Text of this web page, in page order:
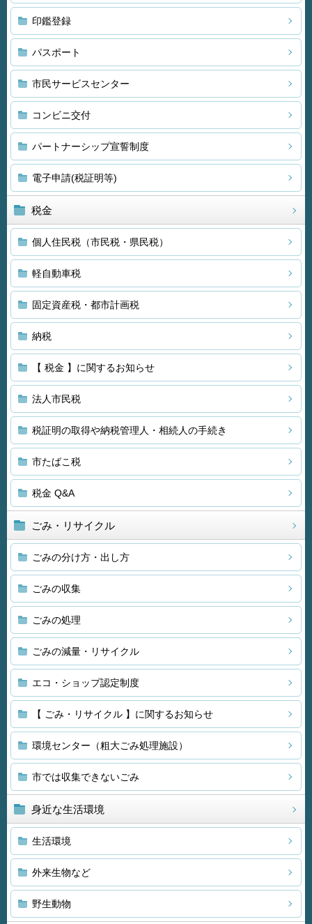
印鑑登録
パスポート
市民サービスセンター
コンビニ交付
パートナーシップ宣誓制度
電子申請(税証明等)
税金
個人住民税（市民税・県民税）
軽自動車税
固定資産税・都市計画税
納税
【 税金 】に関するお知らせ
法人市民税
税証明の取得や納税管理人・相続人の手続き
市たばこ税
税金 Q&A
ごみ・リサイクル
ごみの分け方・出し方
ごみの収集
ごみの処理
ごみの減量・リサイクル
エコ・ショップ認定制度
【 ごみ・リサイクル 】に関するお知らせ
環境センター（粗大ごみ処理施設）
市では収集できないごみ
身近な生活環境
生活環境
外来生物など
野生動物